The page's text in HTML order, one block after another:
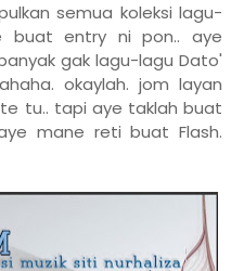
semua koleksi lagu-
buat entry ni pon.. aye
gak lagu-lagu Dato'
okaylah. jom layan
tu.. tapi aye taklah buat
mane reti buat Flash.